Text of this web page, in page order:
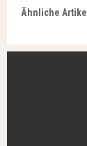
Ähnliche Artikel